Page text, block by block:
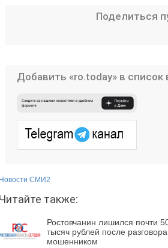
Поделиться
Добавить «ro.today» в список
Новости СМИ2
Читайте также:
Ростовчанин лишился почти
тысяч рублей после
мошенником